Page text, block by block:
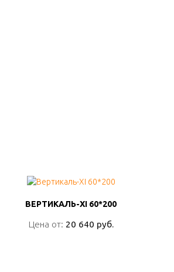
ВЕРТИКАЛЬ-XI 60*200
Цена от: 20 640 руб.
ВЕРТИКАЛЬ-XI 60*200
Цена от: 20 640 руб.